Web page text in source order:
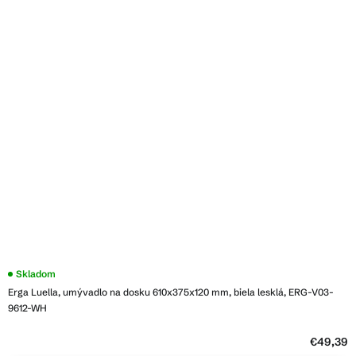
Erga Luella, umývadlo na dosku 610x375x120 mm, biela lesklá, ERG-V03-
9612-WH
Skladom
€49,39